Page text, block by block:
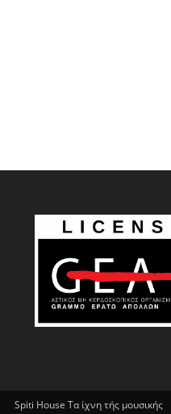
Spiti House Τα ίχνη τής μουσικής